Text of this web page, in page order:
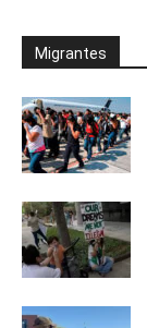
Migrantes